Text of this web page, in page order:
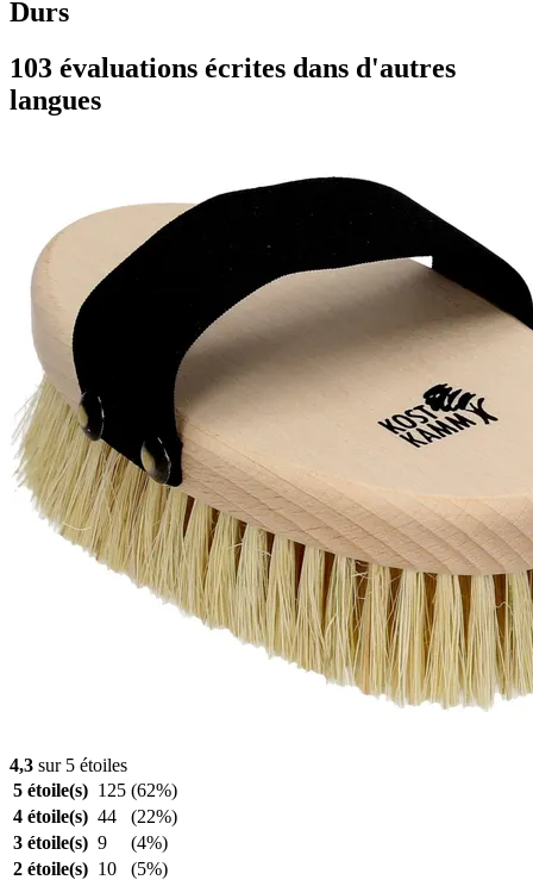
Durs
103 évaluations écrites dans d'autres
langues
4,3 sur 5 étoiles
5 étoile(s) 125 (62%)
4 étoile(s) 44
(22%)
3 étoile(s) 9
(4%)
2 étoile(s) 10
(5%)